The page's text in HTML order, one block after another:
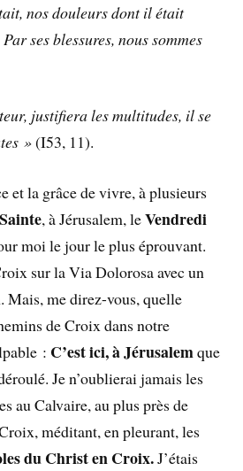
nos douleurs dont il était
Par ses blessures, nous sommes
justifiera les multitudes, il se
»(I53, 11).
la grâce de vivre, à plusieurs
, à Jérusalem, leVendredi
moi le jour le plus éprouvant.
sur la Via Dolorosa avec un
Mais, me direz-vous, quelle
de Croix dans notre
: C’est ici, à Jérusalemque
Je n’oublierai jamais les
au Calvaire, au plus près de
méditant, en pleurant, les
du Christ en Croix.J’étais